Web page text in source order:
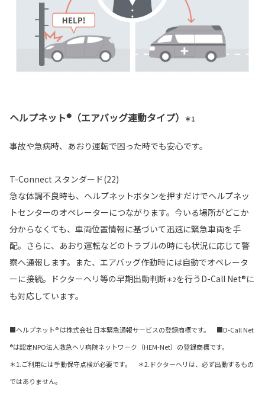
ヘルプネット®（エアバッグ連動タイプ） ＊1
事故や急病時、あおり運転で困った時でも安心です。
T-Connect スタンダード(22)
急な体調不良時も、ヘルプネットボタンを押すだけでヘルプネッ
トセンターのオペレーターにつながります。今いる場所がどこか
分からなくても、車両位置情報に基づいて迅速に緊急車両を手
配。さらに、あおり運転などのトラブルの時にも状況に応じて警
察へ通報します。また、エアバッグ作動時には自動でオペレータ
ーに接続。ドクターヘリ等の早期出動判断＊2を行うD-Call Net®に
も対応しています。
■ヘルプネット® は株式会社 日本緊急通報サービスの登録商標です。 ■D-Call Net
®は認定NPO法人救急ヘリ病院ネットワーク（HEM-Net）の登録商標です。
＊1.ご利用には手動保守点検が必要です。 ＊2.ドクターヘリは、必ず出動するもの
ではありません。